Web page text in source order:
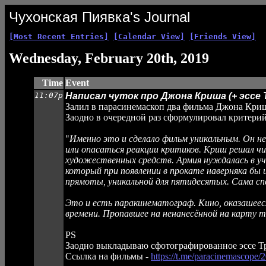
Чухонская Пиявка's Journal
[Most Recent Entries] [Calendar View] [Friends View]
Wednesday, February 20th, 2019
Time Event
11:07p Написал чуток про Джона Криша (+ эссе
Залил в парасинемаскоп два фильма Джона
Заодно в очередной раз сформулировал
"Именно это и сделало фильм уникальным. Он
или опасаться реакции критиков. Криш решал
художественных средств. Армия нуждалась в
который при появлении в прокате наверняка
прямоты, уникальной для пятидесятых. Сама
Это и есть паракинематограф. Кино,
времени. Пропавшее на ненанесённой на карту
PS
Заодно выкладываю сфотографированное эссе
Ссылка на фильмы - https://t.me/paracinemascope/